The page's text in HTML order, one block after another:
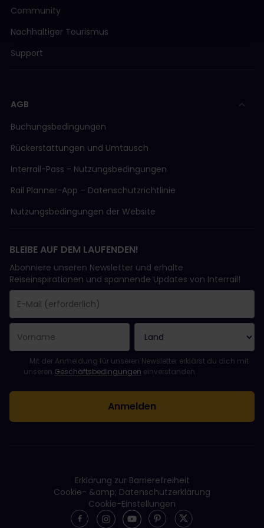
Community
Nachhaltiger Tourismus
Support
AGB
Buchungsbedingungen
Rückerstattungen und Umtausch
Interrail-Pass - Nutzungsbedingungen
Rail Planner-App – Datenschutzrichtlinie
Nutzungsbedingungen der Website
BLEIBE AUF DEM LAUFENDEN!
Abonniere unseren Newsletter und erhalte
Reiseinspirationen und spannende Updates von Interrail!
Sie haben sich erfolgreich angemeldet.
Das Feld „E-Mail-Adresse“ ist ein Pflichtfeld!
Diese E-Mail-Adresse ist ungültig!
Beim Abonnieren des Newsletters ist ein Fehler aufgetreten.
Du hast diesen Newsletter bereits abonniert!
Bitte stimme den Allgemeinen Geschäftsbedingungen zu, um
Mit der Anmeldung für unseren Newsletter erklärst du dich mit
unseren Geschäftsbedingungen einverstanden.
Erklärung zur Barrierefreiheit
Cookie- &amp; Datenschutzerklärung
Cookie-Einstellungen